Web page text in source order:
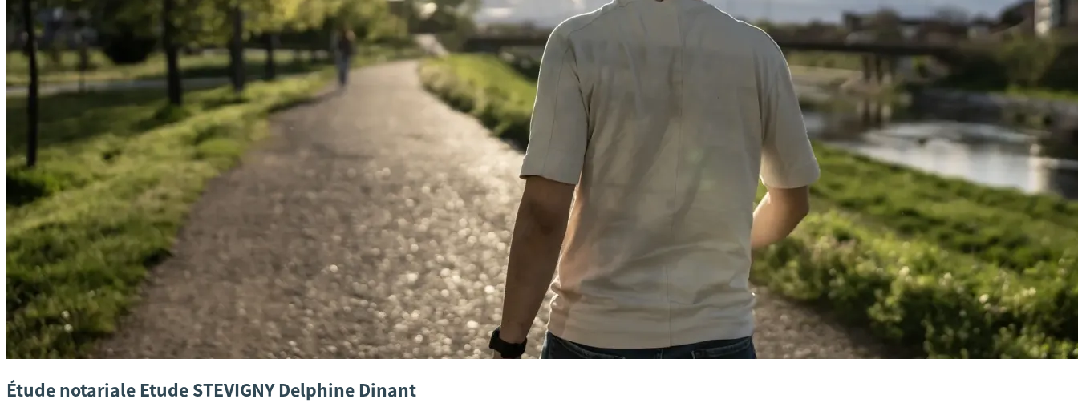
Étude notariale Etude STEVIGNY Delphine Dinant